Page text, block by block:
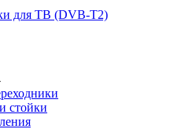
для ТВ (DVB-T2)
стойки